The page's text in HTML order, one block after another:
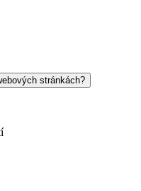
stránkách?